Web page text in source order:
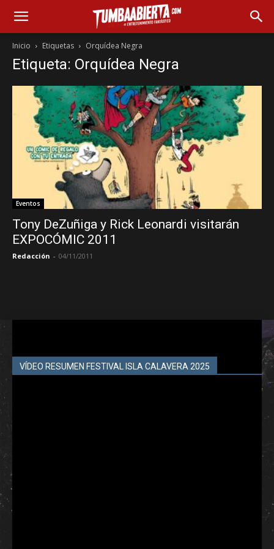
Inicio Etiquetas Orquídea Negra
Etiqueta: Orquídea Negra
Eventos
Tony DeZuñiga y Rick Leonardi visitarán
EXPOCÓMIC 2011
Redacción - 04/11/2011
VÍDEO RESUMEN FESTIVAL ISLA CALAVERA 2025